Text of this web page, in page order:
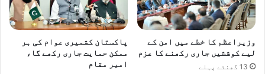
وزیراعظم کا خطے میں امن کے
لیے کوششیں جاری رکھنے کا عزم
13 گھنٹے پہلے
پاکستان کشمیری عوام کی ہر
ممکن حمایت جاری رکھے گا،
امیر مقام